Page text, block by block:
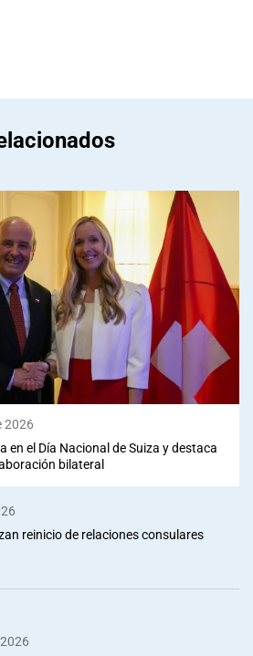
2026
en el Día Nacional de Suiza y destaca
bilateral
reinicio de relaciones consulares